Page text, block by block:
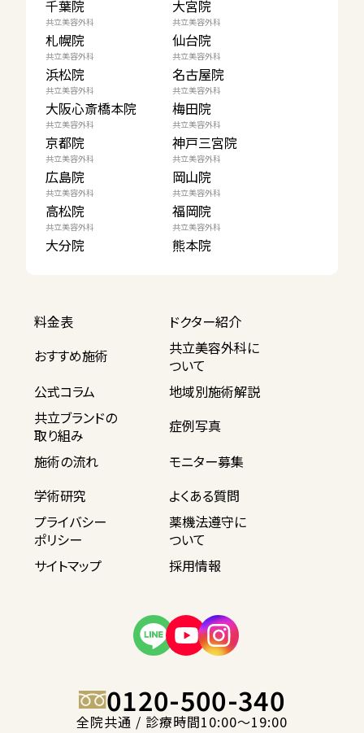
千葉院 大宮院
共立美容外科
札幌院
共立美容外科
仙台院
共立美容外科
浜松院
共立美容外科
名古屋院
共立美容外科
大阪心斎橋本院
共立美容外科
梅田院
共立美容外科
京都院
共立美容外科
神戸三宮院
共立美容外科
広島院
共立美容外科
岡山院
共立美容外科
高松院
共立美容外科
福岡院
共立美容外科
大分院
共立美容外科
熊本院
料金表
ドクター紹介
おすすめ施術
共立美容外科に
ついて
公式コラム
地域別施術解説
共立ブランドの
取り組み
症例写真
施術の流れ
モニター募集
学術研究
よくある質問
プライバシー
ポリシー
薬機法遵守に
ついて
サイトマップ
採用情報
0120-500-340
全院共通 / 診療時間10:00〜19:00